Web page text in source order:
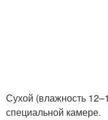
Сухой (влажность
специальной камере.